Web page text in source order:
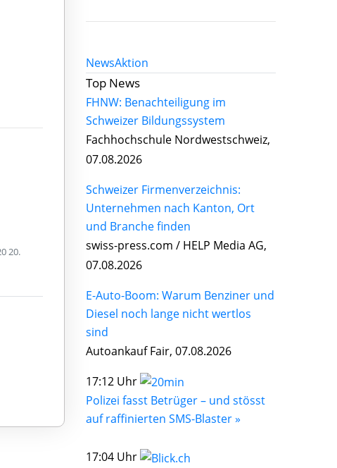
20.
NewsAktion
Top News
FHNW: Benachteiligung im
Schweizer Bildungssystem
Fachhochschule Nordwestschweiz,
07.08.2026
Schweizer Firmenverzeichnis:
Unternehmen nach Kanton, Ort
und Branche finden
swiss-press.com / HELP Media AG,
07.08.2026
E-Auto-Boom: Warum Benziner und
Diesel noch lange nicht wertlos
sind
Autoankauf Fair, 07.08.2026
17:12 Uhr
Polizei fasst Betrüger – und stösst
auf raffinierten SMS-Blaster »
17:04 Uhr